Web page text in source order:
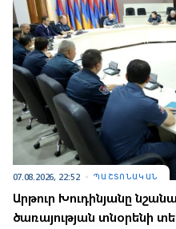
07.08.2026, 22:52 ՊԱՇՏՈՆԱԿԱՆ
Արթուր Խուդինյանը
ծառայության տնօրենի